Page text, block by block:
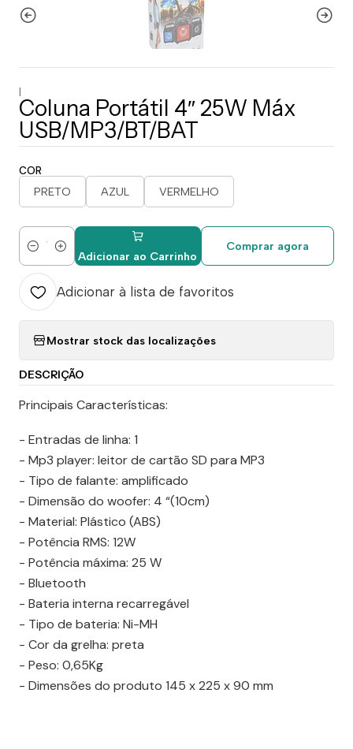
|
Coluna Portátil 4″ 25W Máx
USB/MP3/BT/BAT
COR
PRETO AZUL VERMELHO
QuantidadeAdicionar ao Carrinho
Comprar agora
Adicionar à lista de favoritos
Mostrar stock das localizações
DESCRIÇÃO
Principais Características:
- Entradas de linha: 1
- Mp3 player: leitor de cartão SD para MP3
- Tipo de falante: amplificado
- Dimensão do woofer: 4 “(10cm)
- Material: Plástico (ABS)
- Potência RMS: 12W
- Potência máxima: 25 W
- Bluetooth
- Bateria interna recarregável
- Tipo de bateria: Ni-MH
- Cor da grelha: preta
- Peso: 0,65Kg
- Dimensões do produto 145 x 225 x 90 mm